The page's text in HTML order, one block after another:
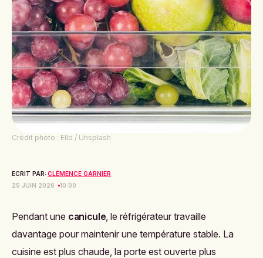
Crédit photo : Ello / Unsplash
ECRIT PAR: CLÉMENCE GARNIER
25 JUIN 2026
10:00
Pendant une canicule, le réfrigérateur travaille
davantage pour maintenir une température stable. La
cuisine est plus chaude, la porte est ouverte plus